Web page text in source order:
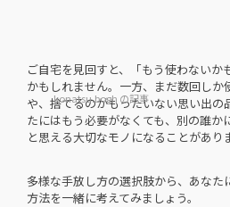
konatsu.bogh の記事
ご自宅を見回すと、「もう使わないか
かもしれません。一方、まだ数回し
や、捨てるのがもったいない思い出の
たにはもう必要がなくても、別の誰か
と思える大切なモノになることがあり
多様な手放し方の選択肢から、あなた
方法を一緒に考えてみましょう。